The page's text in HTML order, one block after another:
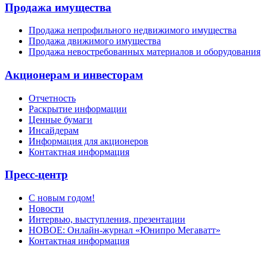
Продажа имущества
Продажа непрофильного недвижимого имущества
Продажа движимого имущества
Продажа невостребованных материалов и оборудования
Акционерам и инвесторам
Отчетность
Раскрытие информации
Ценные бумаги
Инсайдерам
Информация для акционеров
Контактная информация
Пресс-центр
С новым годом!
Новости
Интервью, выступления, презентации
НОВОЕ: Онлайн-журнал «Юнипро Мегаватт»
Контактная информация